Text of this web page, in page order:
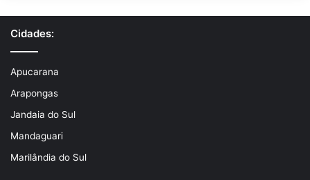
Cidades:
Apucarana
Arapongas
Jandaia do Sul
Mandaguari
Marilândia do Sul